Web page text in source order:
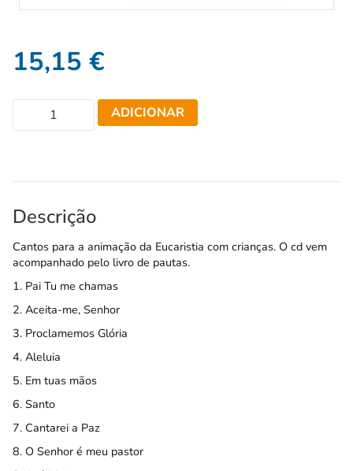
15,15 €
ADICIONAR
Descrição
Cantos para a animação da Eucaristia com crianças. O cd vem
acompanhado pelo livro de pautas.
1. Pai Tu me chamas
2. Aceita-me, Senhor
3. Proclamemos Glória
4. Aleluia
5. Em tuas mãos
6. Santo
7. Cantarei a Paz
8. O Senhor é meu pastor